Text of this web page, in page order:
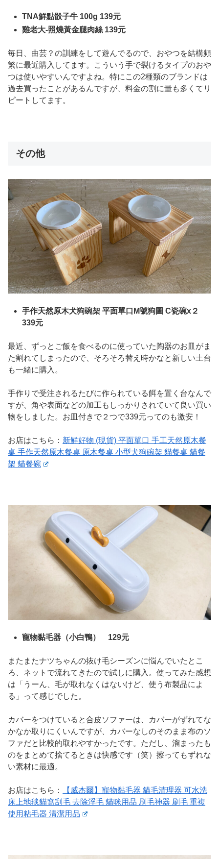
TNA鮮點骰子牛 100g 139元
雞老大-照燒黃金腿肉絲 139元
毎日、曲芸？の訓練をして遊んでるので、おやつを結構頻
繁に最近購入してます。こういう手で裂けるタイプのおや
つは使いやすいんですよね。特にこの2種類のブランドは
過去買ったことがあるんですが、料金の割に量も多くてリ
ピートしてます。
その他
手作天然原木犬狗碗架 平面單口M號狗圖 C瓷碗x２
339元
最近、ずっとご飯を食べるのに使っていた陶器のお皿がま
た割れてしまったので、そろそろ替え時かなと新しい土台
も一緒に購入。
手作りで受注されるたびに作られている餌を置く台なんで
すが、角や表面などの加工もしっかりされていて良い買い
物をしました。お皿付きで２つで339元ってのも激安！
お店はこちら： 新鮮好物 (現貨) 平面單口 手工天然原木餐
桌 手作天然原木餐桌 原木餐桌 小型犬狗碗架 貓餐桌 貓餐
架 貓餐碗
寵物黏毛器（小白鴨） 129元
またまたナツちゃんの抜け毛シーズンに悩んでいたとこ
ろ、ネットで流れてきたので試しに購入。使ってみた感想
は「うーん、毛が取れなくはないけど、使う布製品によ
る」って感じでした。
カバーをつけていると合皮ソファーは、カバーがずれてな
かなか取りにくいんですが、カバーなしのそのまま布のソ
ファだと比較的取れやすかったです。ただし、溜まったも
のをまとめて捨てるときは快感です（笑）擦ってもずれな
い素材に最適。
お店はこちら：
【威杰爾】寵物黏毛器 貓毛清理器 可水洗
床上地毯貓窩刮毛 去除浮毛 貓咪用品 刷毛神器 刷毛 重複
使用粘毛器 清潔用品